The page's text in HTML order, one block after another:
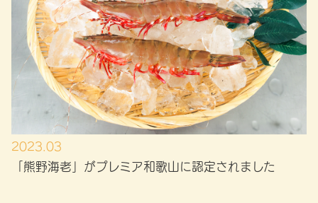
2023.03
「熊野海老」がプレミア和歌山に認定されました